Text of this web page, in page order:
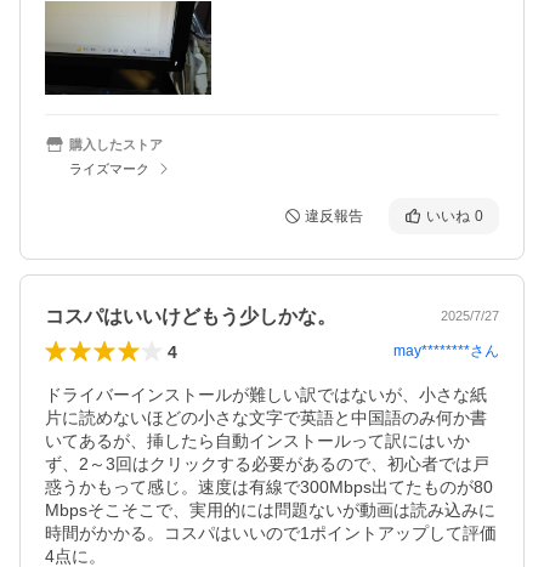
購入したストア
ライズマーク
違反報告 いいね 0
コスパはいいけどもう少しかな。 2025/7/27
4 may********さん
ドライバーインストールが難しい訳ではないが、小さな紙
片に読めないほどの小さな文字で英語と中国語のみ何か書
いてあるが、挿したら自動インストールって訳にはいか
ず、2～3回はクリックする必要があるので、初心者では戸
惑うかもって感じ。速度は有線で300Mbps出てたものが80
Mbpsそこそこで、実用的には問題ないが動画は読み込みに
時間がかかる。コスパはいいので1ポイントアップして評価
4点に。